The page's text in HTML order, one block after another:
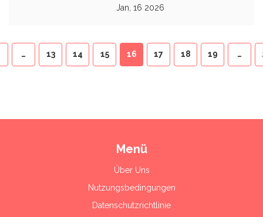
Jan, 16 2026
… 13 14 15 16 17 18 19 …
Menü
Über Uns
Nutzungsbedingungen
Datenschutzrichtlinie